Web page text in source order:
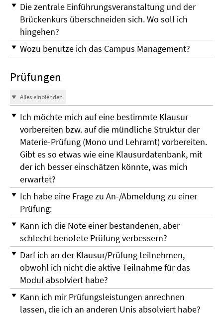
Die zentrale Einführungsveranstaltung und der
Brückenkurs überschneiden sich. Wo soll ich
hingehen?
Wozu benutze ich das Campus Management?
Prüfungen
Alles einblenden
Ich möchte mich auf eine bestimmte Klausur
vorbereiten bzw. auf die mündliche Struktur der
Materie-Prüfung (Mono und Lehramt) vorbereiten.
Gibt es so etwas wie eine Klausurdatenbank, mit
der ich besser einschätzen könnte, was mich
erwartet?
Ich habe eine Frage zu An-/Abmeldung zu einer
Prüfung:
Kann ich die Note einer bestandenen, aber
schlecht benotete Prüfung verbessern?
Darf ich an der Klausur/Prüfung teilnehmen,
obwohl ich nicht die aktive Teilnahme für das
Modul absolviert habe?
Kann ich mir Prüfungsleistungen anrechnen
lassen, die ich an anderen Unis absolviert habe?